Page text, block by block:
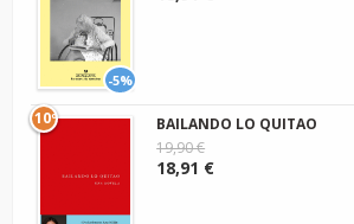
-5%
10º
BAILANDO LO QUITAO
19,90 €
18,91 €